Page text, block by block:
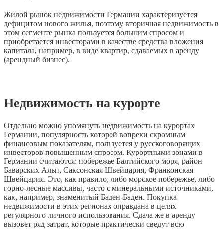
Жилой рынок недвижимости Германии характеризуется
дефицитом нового жилья, поэтому вторичная недвижимость в
этом сегменте рынка пользуется большим спросом и
приобретается инвесторами в качестве средства вложения
капитала, например, в виде квартир, сдаваемых в аренду
(арендный бизнес).
Недвижимость на курорте
Отдельно можно упомянуть недвижимость на курортах
Германии, популярность которой вопреки скромным
финансовым показателям, пользуется у русскоговорящих
инвесторов повышенным спросом. Курортными зонами в
Германии считаются: побережье Балтийского моря, район
Баварских Альп, Саксонская Швейцария, Франконская
Швейцария. Это, как правило, либо морское побережье, либо
горно-лесные массивы, часто с минеральными источниками,
как, например, знаменитый Баден-Баден. Покупка
недвижимости в этих регионах оправдана в целях
регулярного личного использования. Сдача же в аренду
вызовет ряд затрат, которые практически сведут всю